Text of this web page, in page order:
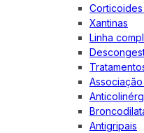
Xantinas
Linha
Antigripais